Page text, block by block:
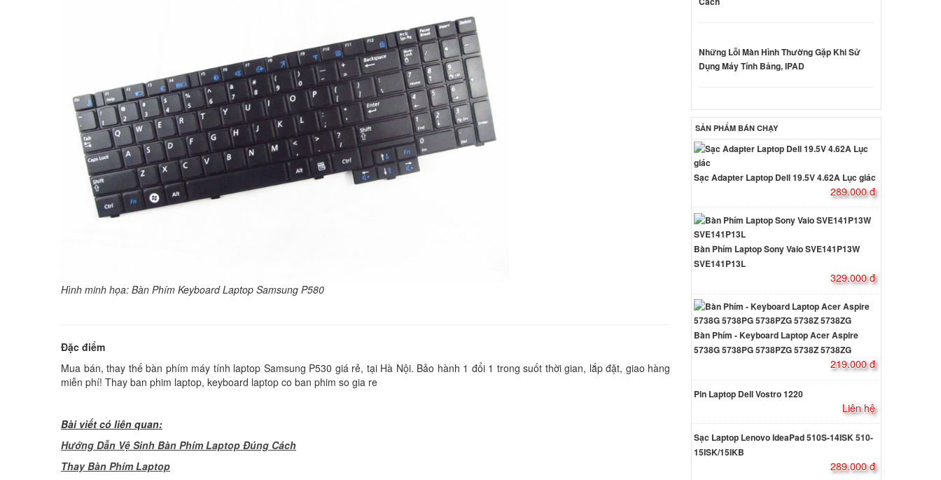
Hình minh họa: Bàn Phím Keyboard Laptop Samsung P580
Đặc điểm
Mua bán, thay thế bàn phím máy tính laptop Samsung P530 giá rẻ, tại Hà Nội. Bảo hành 1 đổi 1 trong suốt thời gian, lắp đặt, giao hàng
miễn phí! Thay ban phim laptop, keyboard laptop co ban phim so gia re
Bài viết có liên quan:
Hướng Dẫn Vệ Sinh Bàn Phím Laptop Đúng Cách
Thay Bàn Phím Laptop
Những Lỗi Màn Hình Thường Gặp Khi Sử
Dụng Máy Tính Bảng, IPAD
SẢN PHẨM BÁN CHẠY
Sạc Adapter Laptop Dell 19.5V 4.62A Lục giác
289.000 đ
Bàn Phím Laptop Sony Vaio SVE141P13W
SVE141P13L
329.000 đ
Bàn Phím - Keyboard Laptop Acer Aspire
5738G 5738PG 5738PZG 5738Z 5738ZG
219.000 đ
Pin Laptop Dell Vostro 1220
Liên hệ
Sạc Laptop Lenovo IdeaPad 510S-14ISK 510-
15ISK/15IKB
289.000 đ